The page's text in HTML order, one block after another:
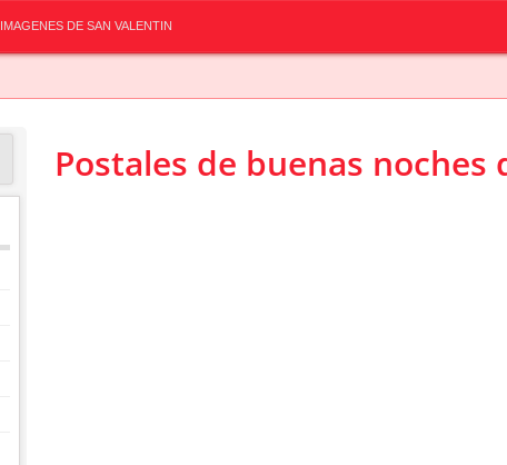
IMAGENES DE SAN VALENTIN
Postales de buenas noches